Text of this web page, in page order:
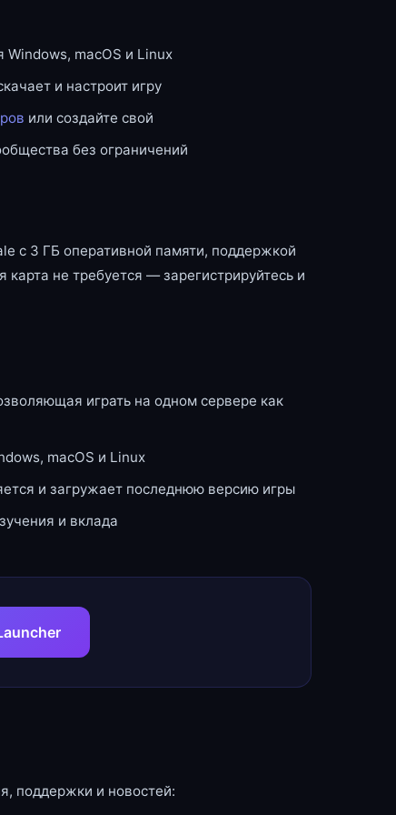
Windows, macOS и Linux
и настроит игру
или создайте свой
без ограничений
с 3 ГБ оперативной памяти, поддержкой
не требуется — зарегистрируйтесь и
играть на одном сервере как
macOS и Linux
и загружает последнюю версию игры
и вклада
поддержки и новостей: